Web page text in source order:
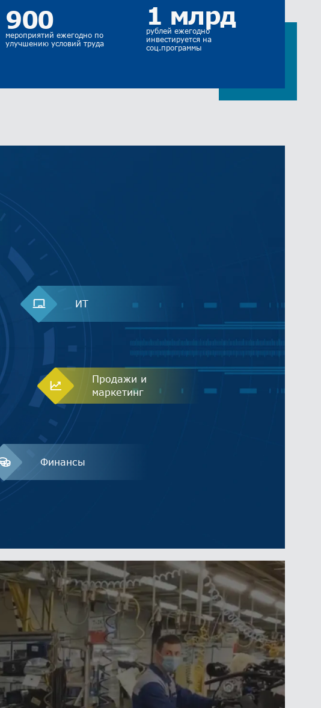
900
мероприятий ежегодно по
улучшению условий труда
1 млрд
рублей ежегодно
инвестируется на
соц.программы
ИТ
Продажи и
маркетинг
Финансы